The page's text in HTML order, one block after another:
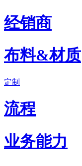
经销商
布料&材质
定制
流程
业务能力